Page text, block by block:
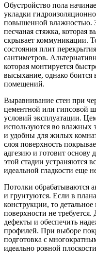
Обустройство пола
укладки
повышенной влажностью.
песчаная стяжка, которая
скрывает коммуникации.
состояния плит
сантиметров.
которая монтируется
высыхание, однако боится
помещений.​
Выравнивание стен при
цементной или гипсовой
условий эксплуатации.
используются во влажных
и удобны для жилых
слоя поверхность
адгезию и готовит
этой стадии устраняются
идеальной гладкости еще
Потолки обрабатываются
и грунтуются. Если в
конструкции, то
поверхности не
дефекты и обеспечить
профилей. При выборе
подготовка с
идеально ровной